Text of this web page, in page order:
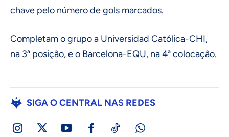
chave pelo número de gols marcados.
Completam o grupo a Universidad Católica-CHI,
na 3ª posição, e o Barcelona-EQU, na 4ª colocação.
SIGA O CENTRAL NAS REDES